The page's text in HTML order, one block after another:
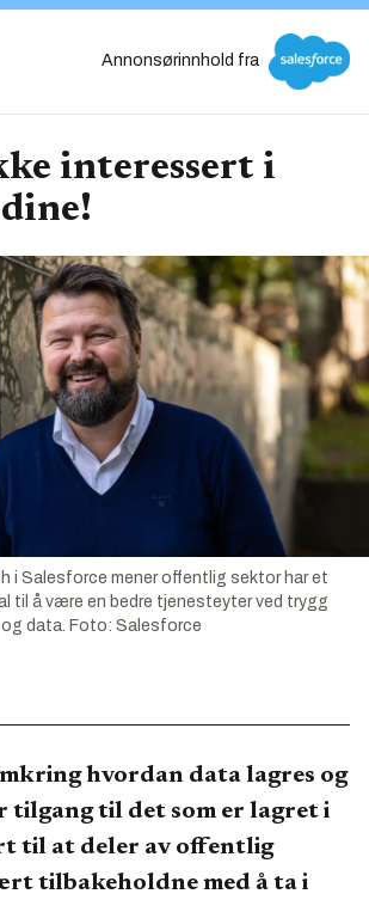
Annonsørinnhold fra
interessert i
i Salesforce mener offentlig sektor har et
til å være en bedre tjenesteyter ved trygg
og data. Foto: Salesforce
hvordan data lagres og
tilgang til det som er lagret i
til at deler av offentlig
tilbakeholdne med å ta i